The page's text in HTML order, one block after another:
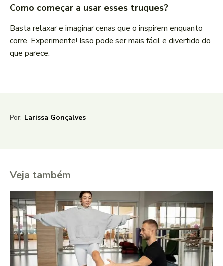
Como começar a usar esses truques?
Basta relaxar e imaginar cenas que o inspirem enquanto
corre. Experimente! Isso pode ser mais fácil e divertido do
que parece.
Por: Larissa Gonçalves
Veja também